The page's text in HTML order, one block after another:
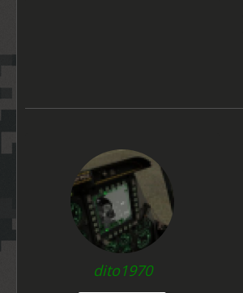
dito1970